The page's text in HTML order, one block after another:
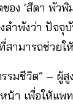
อง ‘สีดา พัว
ลำพังว่า ปัจ
สามารถช่วย
รมชีวิต” – ผู้
น้า เพื่อให้แ